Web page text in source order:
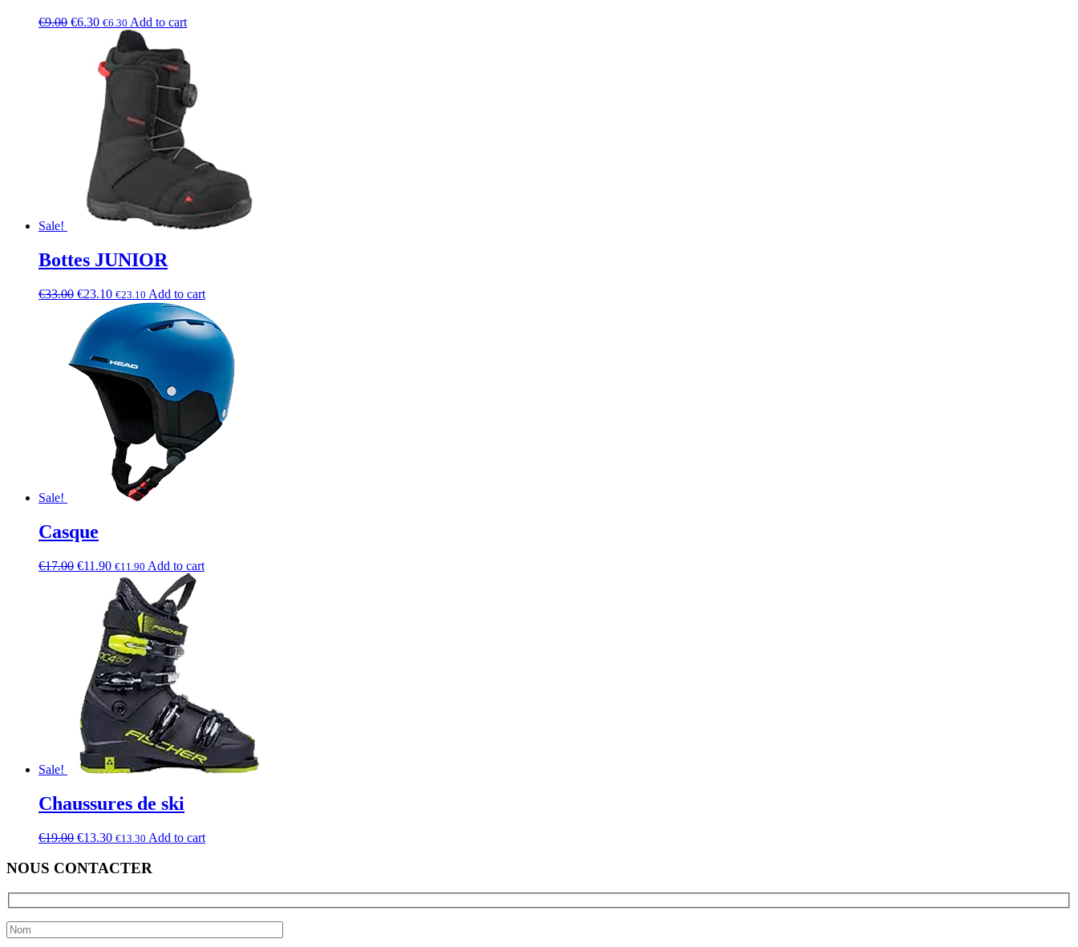
€9.00 €6.30 €6.30 Add to cart
Sale!
Bottes JUNIOR
€33.00 €23.10 €23.10 Add to cart
Sale!
Casque
€17.00 €11.90 €11.90 Add to cart
Sale!
Chaussures de ski
€19.00 €13.30 €13.30 Add to cart
NOUS CONTACTER